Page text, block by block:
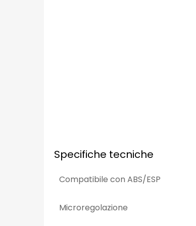
Specifiche tecniche
Compatibile con ABS/ESP
Microregolazione